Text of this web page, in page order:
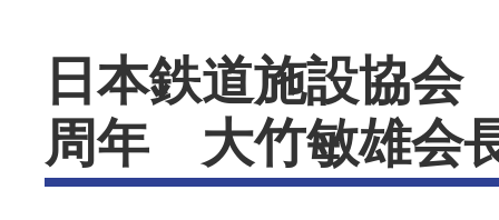
日本鉄道施設協
周年 大竹敏雄会